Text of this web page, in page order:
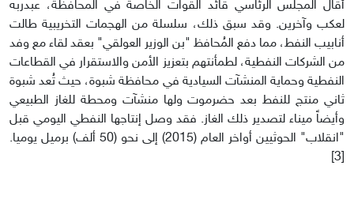
أقال المجلس الرئاسي قائد القوات الخاصة في المحافظة، عبدربه
لعكب وآخرين. وقد سبق ذلك، سلسلة من الهجمات التخريبية طالت
أنابيب النفط، مما دفع المُحافظ "بن الوزير العولقي" بعقد لقاء مع وفد
من الشركات النفطية، لطمأنتهم بتعزيز الأمن والاستقرار في القطاعات
النفطية وحماية المنشآت السيادية في محافظة شبوة، حيث تُعد شبوة
ثاني منتج للنفط بعد حضرموت ولها منشآت ومحطة للغاز الطبيعي
وأيضاً ميناء لتصدير ذلك الغاز. فقد وصل إنتاجها النفطي اليومي قبل
"انقلاب" الحوثيين أواخر العام (2015) إلى نحو (50 ألف) برميل يوميا.